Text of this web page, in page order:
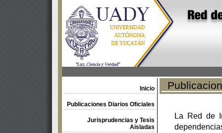
Inicio
Publicaciones Diarios Oficiales
Jurisprudencias y Tesis
Aisladas
La Red de